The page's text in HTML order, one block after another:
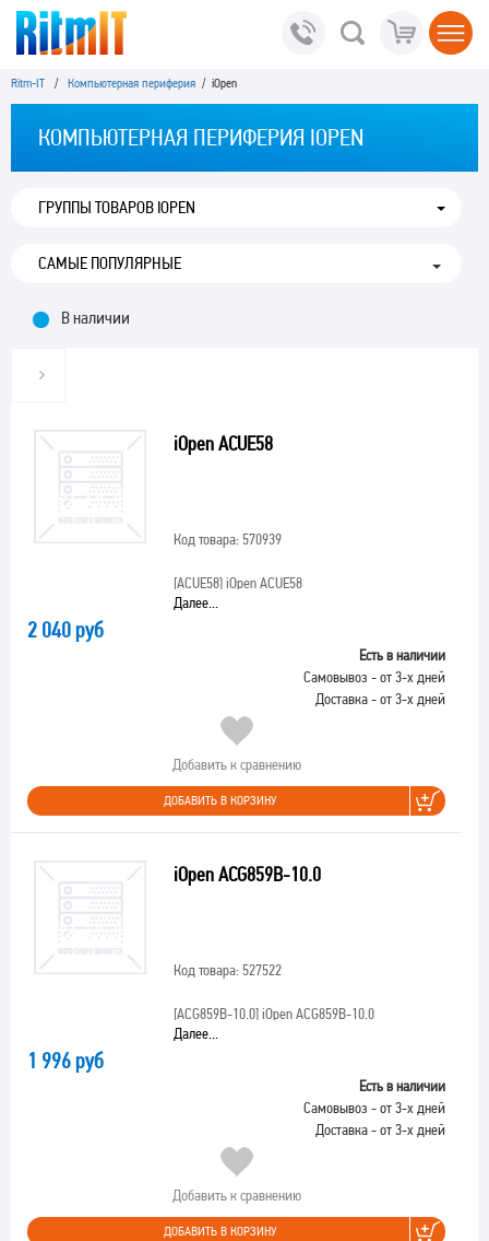
Ritm-IT / Компьютерная периферия / iOpen
КОМПЬЮТЕРНАЯ ПЕРИФЕРИЯ IOPEN
ГРУППЫ ТОВАРОВ IOPEN
В наличии
iOpen ACUE58
Код товара: 570939
[ACUE58]iOpen ACUE58
Далее...
2 040 руб
Есть в наличии
Самовывоз - от 3-х дней
Доставка - от 3-х дней
Добавить к сравнению
ДОБАВИТЬ В КОРЗИНУ
iOpen ACG859B-10.0
Код товара: 527522
[ACG859B-10.0]iOpen ACG859B-10.0
Далее...
1 996 руб
Есть в наличии
Самовывоз - от 3-х дней
Доставка - от 3-х дней
Добавить к сравнению
ДОБАВИТЬ В КОРЗИНУ